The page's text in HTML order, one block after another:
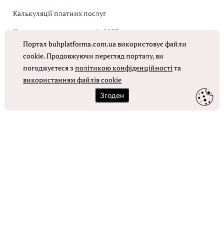
Калькуляції платних послуг
Коригувальна накладна від МОЗ
Оплата праці в КНП
ОТРИМАТИ ДОСТУП
Портал buhplatforma.com.ua використовує файли
cookie. Продовжуючи перегляд порталу, ви
погоджуєтеся зполітикою конфіденційностіта
використанням файлів cookie
Згоден